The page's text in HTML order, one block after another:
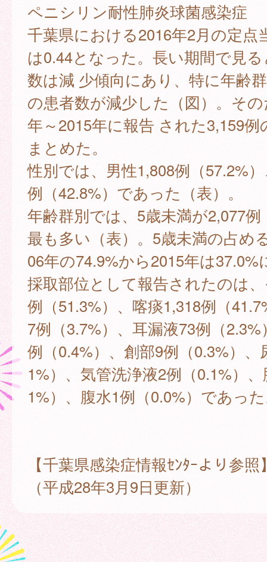
ペニシリン耐性肺炎球菌感染症
千葉県における2016年2月の定点
は0.44となった。長い期間で見
数は減 少傾向にあり、特に年齢
の患者数が減少した（図）。そ
年～2015年に報告 された3,159例
まとめた。
性別では、男性1,808例（57.2%
例（42.8%）であった（表）。
年齢群別では、5歳未満が2,077例
最も多い（表）。5歳未満の占め
06年の74.9%から2015年は37.0%
採取部位として報告されたのは
例（51.3%）、喀痰1,318例（
7例（3.7%）、耳漏液73例（2.3%
例（0.4%）、創部9例（0.3%）、
1%）、気管洗浄液2例（0.1%）
1%）、腹水1例（0.0%）であっ
【千葉県感染症情報ｾﾝﾀｰより参照
（平成28年3月9日更新）